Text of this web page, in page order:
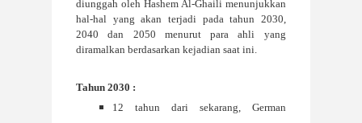
diunggah oleh Hashem Al-Ghaili menunjukkan
hal-hal yang akan terjadi pada tahun 2030,
2040 dan 2050 menurut para ahli yang
diramalkan berdasarkan kejadian saat ini.
Tahun 2030 :
12 tahun dari sekarang, German